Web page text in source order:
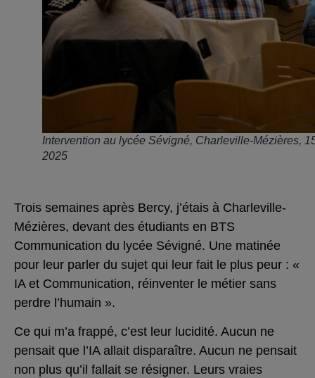
Intervention au lycée Sévigné, Charleville-Mézières,
2025
Trois semaines après Bercy, j’étais à Charleville-
Mézières, devant des étudiants en BTS
Communication du lycée Sévigné. Une matinée
pour leur parler du sujet qui leur fait le plus peur : «
IA et Communication, réinventer le métier sans
perdre l’humain ».
Ce qui m’a frappé, c’est leur lucidité. Aucun ne
pensait que l’IA allait disparaître. Aucun ne pensait
non plus qu’il fallait se résigner. Leurs vraies